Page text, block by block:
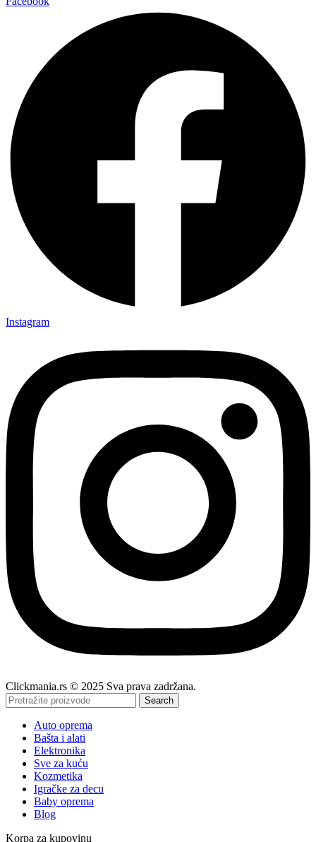
Instagram
Clickmania.rs © 2025 Sva prava zadržana.
Search
Auto oprema
Bašta i alati
Elektronika
Sve za kuću
Kozmetika
Igračke za decu
Baby oprema
Blog
Korpa za kupovinu